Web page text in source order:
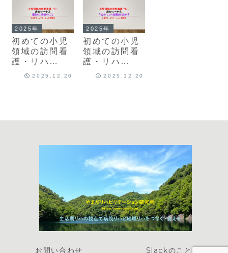
が・・・」
こと」
2025年
初めての小児
領域の訪問看
護・リハ
②「最初の評
2025.12.20
2025年
初めての小児
領域の訪問看
護・リハ
①「最初の一
2025.12.20
お問い合わせ Slackのこと